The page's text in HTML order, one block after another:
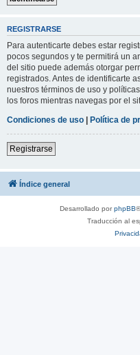
REGISTRARSE
Para autenticarte debes estar
pocos segundos y te permitirá un
del sitio puede además otorgar
registrados. Antes de identificarte
nuestros términos de uso y
los foros mientras navegas por el
Condiciones de uso | Política de
Registrarse
Índice general
Desarrollado porphpBB
Traducción al